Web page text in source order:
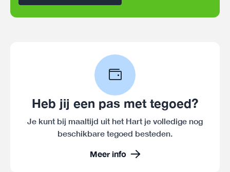
Heb jij een pas met tegoed?
Je kunt bij maaltijd uit het Hart je volledige nog
beschikbare tegoed besteden.
Meer info